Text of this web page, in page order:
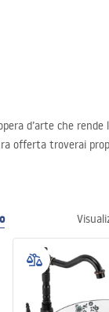
d’arte che
offerta troverai